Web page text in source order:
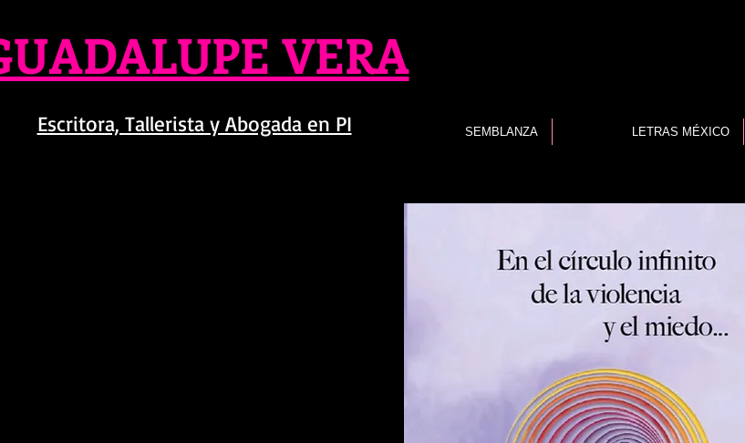
VERA
Escritora, Tallerista y Abogada en PI SEMBLANZA LETRAS MÉXICO